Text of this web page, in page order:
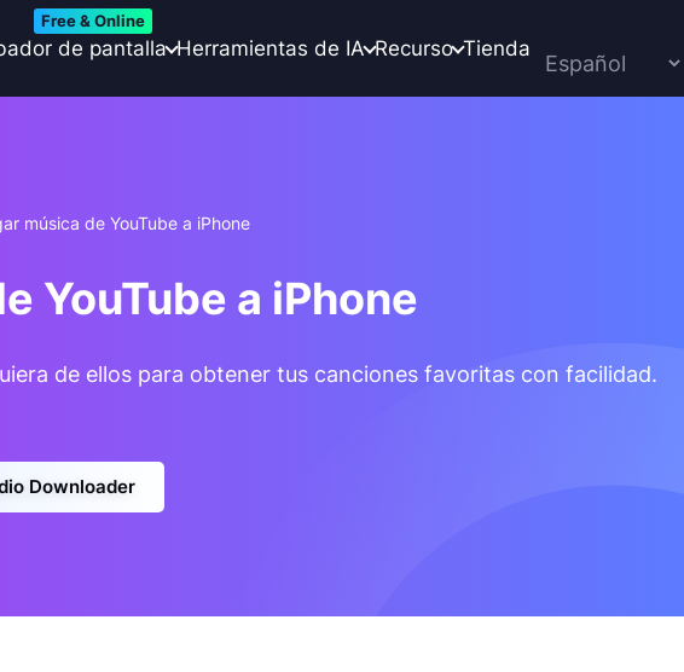
de pantalla
Free & Online
Herramientas de IA Recurso Tienda
música de YouTube a iPhone
YouTube a iPhone
de ellos para obtener tus canciones favoritas con facilidad.
Downloader